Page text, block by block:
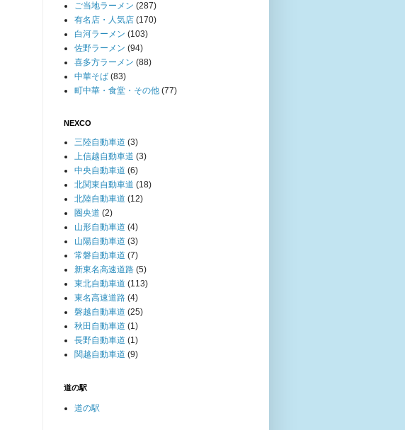
ご当地ラーメン (287)
有名店・人気店 (170)
白河ラーメン (103)
佐野ラーメン (94)
喜多方ラーメン (88)
中華そば (83)
町中華・食堂・その他 (77)
NEXCO
三陸自動車道 (3)
上信越自動車道 (3)
中央自動車道 (6)
北関東自動車道 (18)
北陸自動車道 (12)
圏央道 (2)
山形自動車道 (4)
山陽自動車道 (3)
常磐自動車道 (7)
新東名高速道路 (5)
東北自動車道 (113)
東名高速道路 (4)
磐越自動車道 (25)
秋田自動車道 (1)
長野自動車道 (1)
関越自動車道 (9)
道の駅
道の駅